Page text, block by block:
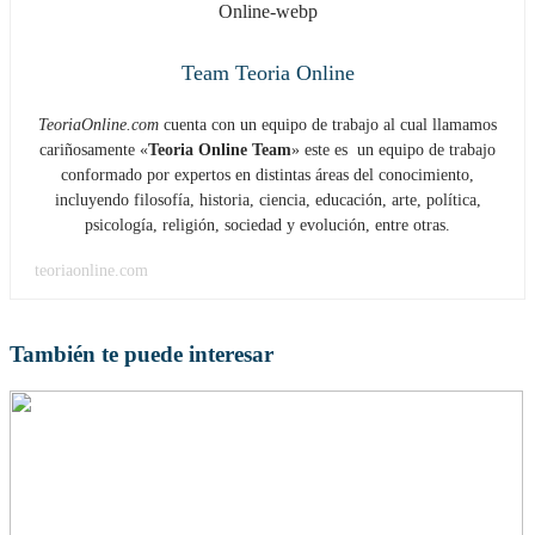
Team Teoria Online
TeoriaOnline.com cuenta con un equipo de trabajo al cual llamamos
cariñosamente «Teoria Online Team» este es un equipo de trabajo
conformado por expertos en distintas áreas del conocimiento,
incluyendo filosofía, historia, ciencia, educación, arte, política,
psicología, religión, sociedad y evolución, entre otras.
teoriaonline.com
También te puede interesar